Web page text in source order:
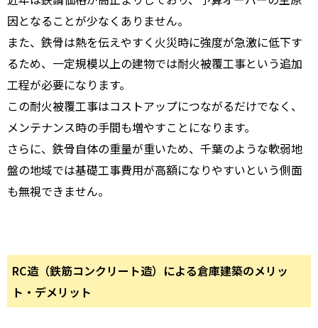
因となることが少なくありません。
また、鉄骨は熱を伝えやすく火災時に強度が急激に低下す
るため、一定規模以上の建物では耐火被覆工事という追加
工程が必要になります。
この耐火被覆工事はコストアップにつながるだけでなく、
メンテナンス時の手間も増やすことになります。
さらに、鉄骨自体の重量が重いため、千葉のような軟弱地
盤の地域では基礎工事費用が高額になりやすいという側面
も無視できません。
RC造（鉄筋コンクリート造）による倉庫建築のメリッ
ト・デメリット